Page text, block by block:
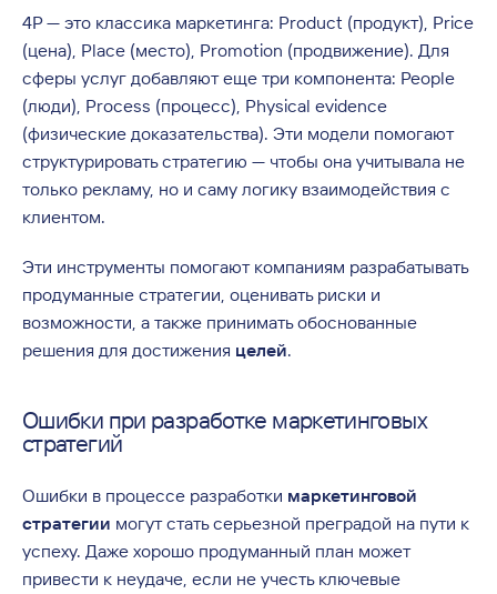
4P — это классика маркетинга: Product (продукт), Price
(цена), Place (место), Promotion (продвижение). Для
сферы услуг добавляют еще три компонента: People
(люди), Process (процесс), Physical evidence
(физические доказательства). Эти модели помогают
структурировать стратегию — чтобы она учитывала не
только рекламу, но и саму логику взаимодействия с
клиентом.
Эти инструменты помогают компаниям разрабатывать
продуманные стратегии, оценивать риски и
возможности, а также принимать обоснованные
решения для достижения целей.
Ошибки при разработке маркетинговых
стратегий
Ошибки в процессе разработки маркетинговой
стратегии могут стать серьезной преградой на пути к
успеху. Даже хорошо продуманный план может
привести к неудаче, если не учесть ключевые